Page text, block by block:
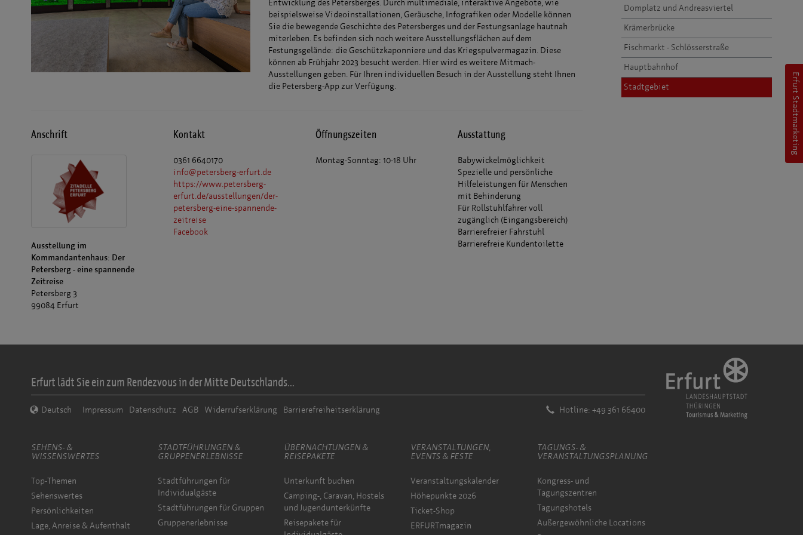
Entwicklung des Petersberges. Durch multimediale, interaktive Angebote, wie
beispielsweise Videoinstallationen, Geräusche, Infografiken oder Modelle können
Sie die bewegende Geschichte des Petersberges und der Festungsanlage hautnah
miterleben. Es befinden sich noch weitere Ausstellungsflächen auf dem
Festungsgelände: die Geschützkaponniere und das Kriegspulvermagazin. Diese
können ab Frühjahr 2023 besucht werden. Hier wird es weitere Mitmach-
Ausstellungen geben. Für Ihren individuellen Besuch in der Ausstellung steht Ihnen
die Petersberg-App zur Verfügung.
Anschrift
Ausstellung im
Kommandantenhaus: Der
Petersberg - eine spannende
Zeitreise
Petersberg 3
99084 Erfurt
Kontakt
0361 6640170
info@petersberg-erfurt.de
https://www.petersberg-
erfurt.de/ausstellungen/der-
petersberg-eine-spannende-
zeitreise
Facebook
Öffnungszeiten
Montag-Sonntag: 10-18 Uhr
Ausstattung
Babywickelmöglichkeit
Spezielle und persönliche
Hilfeleistungen für Menschen
mit Behinderung
Für Rollstuhlfahrer voll
zugänglich (Eingangsbereich)
Barrierefreier Fahrstuhl
Barrierefreie Kundentoilette
Domplatz und Andreasviertel
Krämerbrücke
Fischmarkt - Schlösserstraße
Hauptbahnhof
Stadtgebiet
Erfurt lädt Sie ein zum Rendezvous in der Mitte Deutschlands...
Deutsch Impressum Datenschutz AGB Widerrufserklärung Barrierefreiheitserklärung Hotline: +49 361 66400
SEHENS- &
WISSENSWERTES
Top-Themen
Sehenswertes
Persönlichkeiten
Lage, Anreise & Aufenthalt
STADTFÜHRUNGEN &
GRUPPENERLEBNISSE
Stadtführungen für
Individualgäste
Stadtführungen für Gruppen
Gruppenerlebnisse
ÜBERNACHTUNGEN &
REISEPAKETE
Unterkunft buchen
Camping-, Caravan, Hostels
und Jugendunterkünfte
Reisepakete für
VERANSTALTUNGEN,
EVENTS & FESTE
Veranstaltungskalender
Höhepunkte 2026
Ticket-Shop
ERFURTmagazin
TAGUNGS- &
VERANSTALTUNGSPLANUNG
Kongress- und
Tagungszentren
Tagungshotels
Außergewöhnliche Locations
Erfurt Stadtmarketing